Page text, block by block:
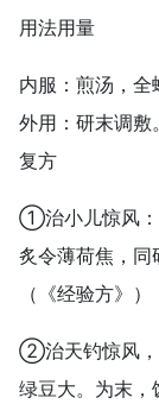
用法用量
内服：煎汤，全
外用：研末调敷。
复方
①治小儿惊风：
炙令薄荷焦，同
（《经验方》）
②治天钓惊风，
绿豆大。为末，